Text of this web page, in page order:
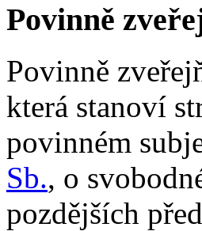
Povinně
Povinně
která stanoví
povinném
Sb., o
pozdějších